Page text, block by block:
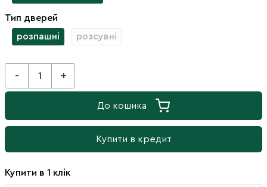
Тип дверей
розпашні
розсувні
- +
До кошика
Купити в кредит
Купити в 1 клік